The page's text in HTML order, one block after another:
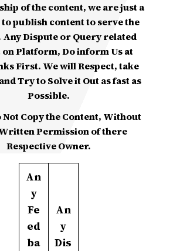
of the content, we are just a
publish content to serve the
Dispute or Query related
on Platform, Do inform Us at
First. We will Respect, take
Try to Solve it Out as fast as
Possible.
Not Copy the Content, Without
Permission of there
Respective Owner.
An
y
Fe
ed
ba
An
y
Dis